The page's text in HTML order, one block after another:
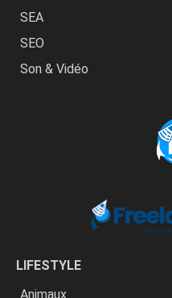
SEA
SEO
Son & Vidéo
LIFESTYLE
Animaux